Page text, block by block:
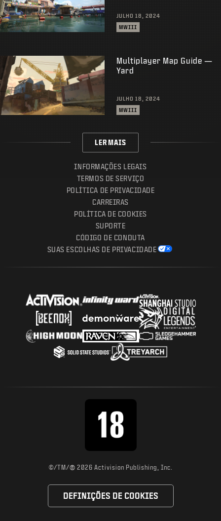
JULHO 18, 2024
MWIII
Multiplayer Map Guide —
Yard
JULHO 18, 2024
MWIII
LER MAIS
INFORMAÇÕES LEGAIS
TERMOS DE SERVIÇO
POLÍTICA DE PRIVACIDADE
CARREIRAS
POLÍTICA DE COOKIES
SUPORTE
CÓDIGO DE CONDUTA
SUAS ESCOLHAS DE PRIVACIDADE
©/TM/® 2026 Activision Publishing, Inc.
DEFINIÇÕES DE COOKIES